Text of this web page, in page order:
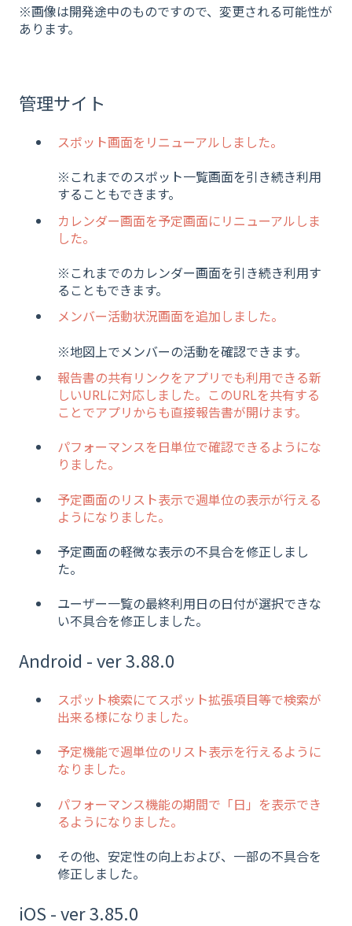
※画像は開発途中のものですので、変更される可能性が
あります。
管理サイト
スポット画面をリニューアルしました。
※これまでのスポット一覧画面を引き続き利用
することもできます。
カレンダー画面を予定画面にリニューアルしま
した。
※これまでのカレンダー画面を引き続き利用す
ることもできます。
メンバー活動状況画面を追加しました。
※地図上でメンバーの活動を確認できます。
報告書の共有リンクをアプリでも利用できる新
しいURLに対応しました。このURLを共有する
ことでアプリからも直接報告書が開けます。
パフォーマンスを日単位で確認できるようにな
りました。
予定画面のリスト表示で週単位の表示が行える
ようになりました。
予定画面の軽微な表示の不具合を修正しまし
た。
ユーザー一覧の最終利用日の日付が選択できな
い不具合を修正しました。
Android - ver 3.88.0
スポット検索にてスポット拡張項目等で検索が
出来る様になりました。
予定機能で週単位のリスト表示を行えるように
なりました。
パフォーマンス機能の期間で「日」を表示でき
るようになりました。
その他、安定性の向上および、一部の不具合を
修正しました。
iOS - ver 3.85.0